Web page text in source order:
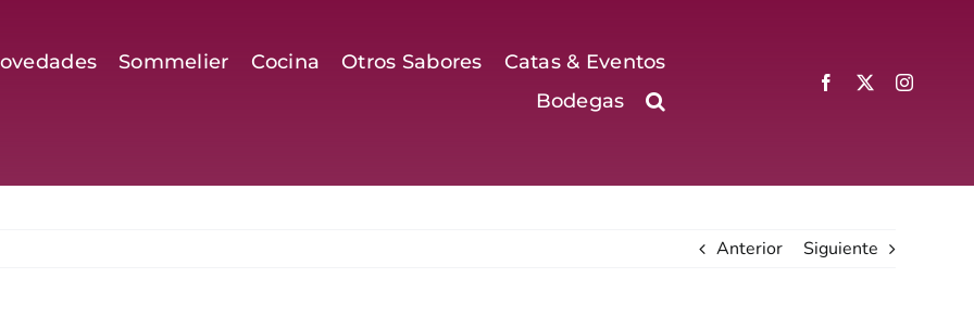
Sommelier Cocina Otros Sabores
Catas & Eventos
Bodegas
Anterior Siguiente